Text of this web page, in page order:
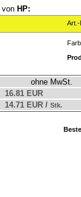
von HP:
Art.-
ohne MwSt.
16.81 EUR
14.71 EUR / Stk.